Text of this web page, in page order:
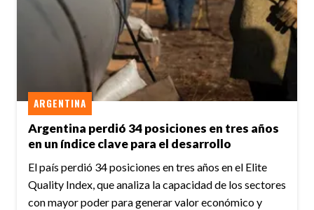
Argentina perdió 34 posiciones en tres años
en un índice clave para el desarrollo
ARGENTINA
El país perdió 34 posiciones en tres años en el Elite
Quality Index, que analiza la capacidad de los sectores
con mayor poder para generar valor económico y